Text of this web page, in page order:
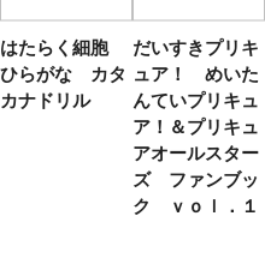
はたらく細胞
ひらがな カタ
カナドリル
だいすきプリキ
ュア！ めいた
んていプリキュ
ア！＆プリキュ
アオールスター
ズ ファンブッ
ク ｖｏｌ．１